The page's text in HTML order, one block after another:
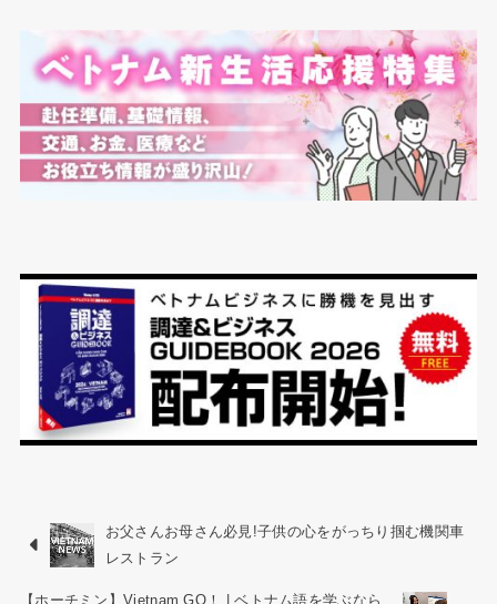
お父さんお母さん必見!子供の心をがっちり掴む機関車
レストラン
【ホーチミン】Vietnam GO！ | ベトナム語を学ぶなら